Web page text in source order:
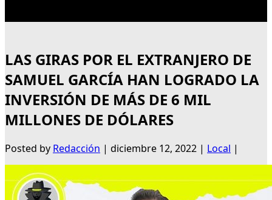
LAS GIRAS POR EL EXTRANJERO DE
SAMUEL GARCÍA HAN LOGRADO LA
INVERSIÓN DE MÁS DE 6 MIL
MILLONES DE DÓLARES
Posted by Redacción | diciembre 12, 2022 | Local |